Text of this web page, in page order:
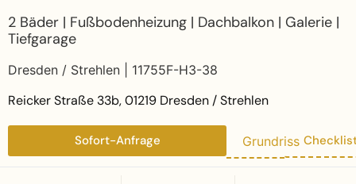
2 Bäder | Fußbodenheizung | Dachbalkon | Galerie |
Tiefgarage
Dresden / Strehlen | 11755F-H3-38
Reicker Straße 33b, 01219 Dresden / Strehlen
Sofort-Anfrage Grundriss